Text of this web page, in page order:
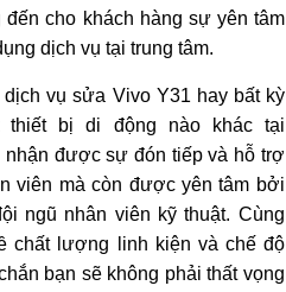
cho khách hàng sự yên tâm
dịch vụ tại trung tâm.
vụ sửa Vivo Y31 hay bất kỳ
bị di động nào khác tại
nhận được sự đón tiếp và hỗ trợ
viên mà còn được yên tâm bởi
ngũ nhân viên kỹ thuật. Cùng
chất lượng linh kiện và chế độ
bạn sẽ không phải thất vọng